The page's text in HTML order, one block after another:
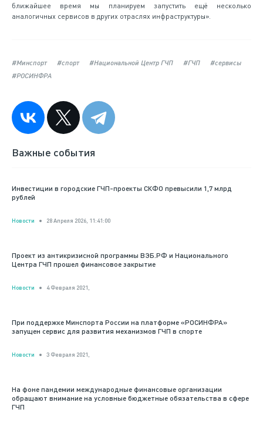
ближайшее время мы планируем запустить ещё несколько
аналогичных сервисов в других отраслях инфраструктуры».
#Минспорт #спорт #Национальной Центр ГЧП #ГЧП
#сервисы
#РОСИНФРА
Важные события
Инвестиции в городские ГЧП-проекты СКФО превысили 1,7 млрд
рублей
Новости 28 Апреля 2026, 11:41:00
Проект из антикризисной программы ВЭБ.РФ и Национального
Центра ГЧП прошел финансовое закрытие
Новости 4 Февраля 2021,
При поддержке Минспорта России на платформе «РОСИНФРА»
запущен сервис для развития механизмов ГЧП в спорте
Новости 3 Февраля 2021,
На фоне пандемии международные финансовые организации
обращают внимание на условные бюджетные обязательства в сфере
ГЧП